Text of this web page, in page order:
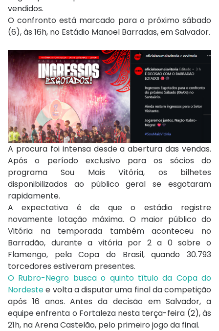
vendidos.
O confronto está marcado para o próximo sábado
(6), às 16h, no Estádio Manoel Barradas, em Salvador.
A procura foi intensa desde a abertura das vendas.
Após o período exclusivo para os sócios do
programa Sou Mais Vitória, os bilhetes
disponibilizados ao público geral se esgotaram
rapidamente.
A expectativa é de que o estádio registre
novamente lotação máxima. O maior público do
Vitória na temporada também aconteceu no
Barradão, durante a vitória por 2 a 0 sobre o
Flamengo, pela Copa do Brasil, quando 30.793
torcedores estiveram presentes.
O Rubro-Negro busca o quinto título da Copa do
Nordestee volta a disputar uma final da competição
após 16 anos. Antes da decisão em Salvador, a
equipe enfrenta o Fortaleza nesta terça-feira (2), às
21h, na Arena Castelão, pelo primeiro jogo da final.